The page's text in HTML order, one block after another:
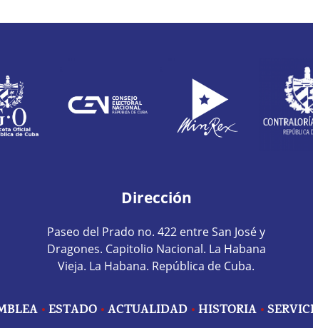
Dirección
Paseo del Prado no. 422 entre San José y
Dragones. Capitolio Nacional. La Habana
Vieja. La Habana. República de Cuba.
ESTADO ACTUALIDAD HISTORIA